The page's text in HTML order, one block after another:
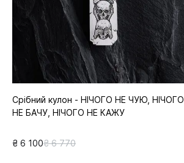
Срібний кулон - НІЧОГО НЕ ЧУЮ, НІЧОГО
НЕ БАЧУ, НІЧОГО НЕ КАЖУ
₴ 6 100₴ 6 770